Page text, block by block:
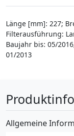
Länge [mm]: 227;
Filterausführung:
Baujahr bis: 05/
01/2013
Allgemeine